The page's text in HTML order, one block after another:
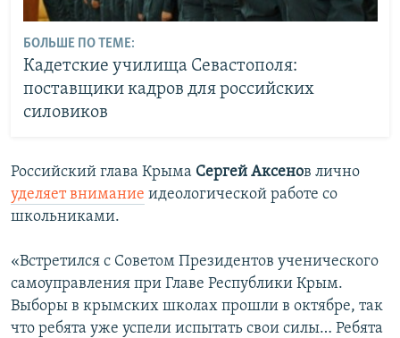
БОЛЬШЕ ПО ТЕМЕ:
Кадетские училища Севастополя:
поставщики кадров для российских
силовиков
Российский глава Крыма Сергей Аксенов лично
уделяет внимание идеологической работе со
школьниками.
«Встретился с Советом Президентов ученического
самоуправления при Главе Республики Крым.
Выборы в крымских школах прошли в октябре, так
что ребята уже успели испытать свои силы… Ребята